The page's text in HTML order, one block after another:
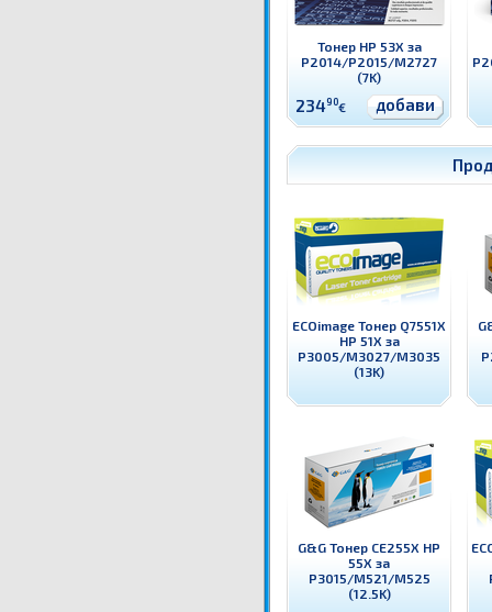
Тонер HP 53X за
P2014/P2015/M2727
(7K)
23490€ добави
ECOimage Тонер Q7551X
HP 51X за
P3005/M3027/M3035
(13K)
G&G Тонер CE255X HP
55X за
P3015/M521/M525
(12.5K)